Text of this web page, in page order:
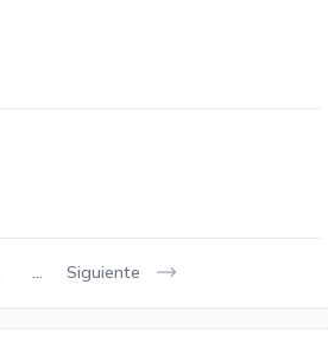
... Siguiente